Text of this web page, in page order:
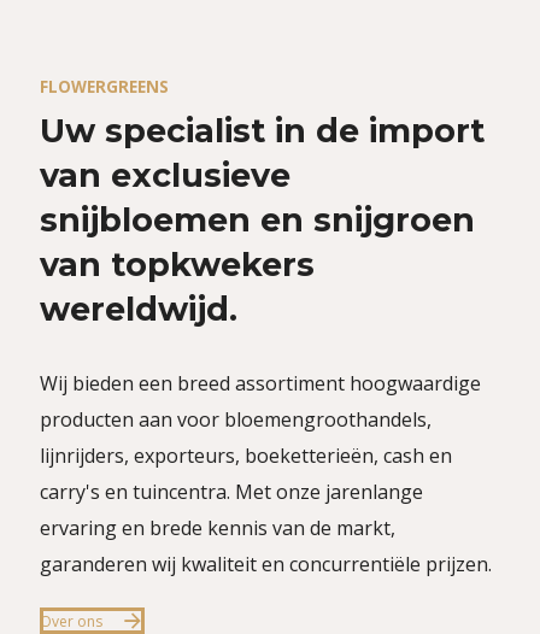
FLOWERGREENS
Uw specialist in de import
van exclusieve
snijbloemen en snijgroen
van topkwekers
wereldwijd.
Wij bieden een breed assortiment hoogwaardige
producten aan voor bloemengroothandels,
lijnrijders, exporteurs, boeketterieën, cash en
carry's en tuincentra. Met onze jarenlange
ervaring en brede kennis van de markt,
garanderen wij kwaliteit en concurrentiële prijzen.
Over ons